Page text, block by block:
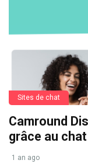
Sites de chat
Camround
grâce au
1 an ago